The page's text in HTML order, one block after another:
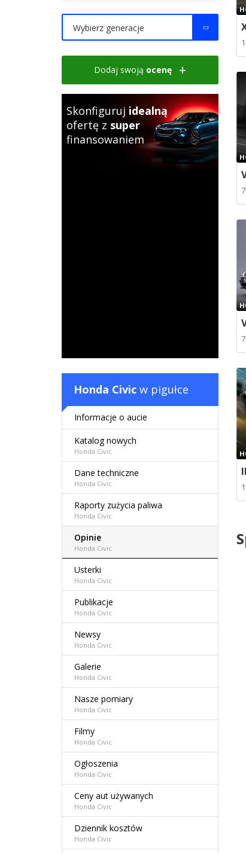
Wybierz generacje
Dodaj swoją ocenę
Skonfiguruj idealną
ofertę z super
finansowaniem
Honda Civic w pigułce
Informacje o aucie
Katalog nowych
Honda Civic
Dane techniczne
Honda Civic
Raporty zużycia paliwa
Honda Civic
Opinie
Honda Civic
Usterki
Honda Civic
Publikacje
Honda Civic
Newsy
Honda Civic
Galerie
Honda Civic
Nasze pomiary
Honda Civic
Filmy
Honda Civic
Ogłoszenia
Honda Civic
Ceny aut używanych
Honda Civic
Dziennik kosztów
Honda Civic